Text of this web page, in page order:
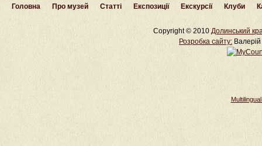
Головна Про музей Статті Експозиції Екскурсії Клуби
Copyright © 2010 Долинський
Розробка cайту: